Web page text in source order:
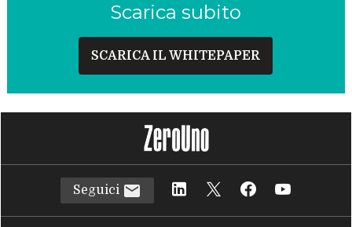
Scarica subito
SCARICA IL WHITEPAPER
Seguici